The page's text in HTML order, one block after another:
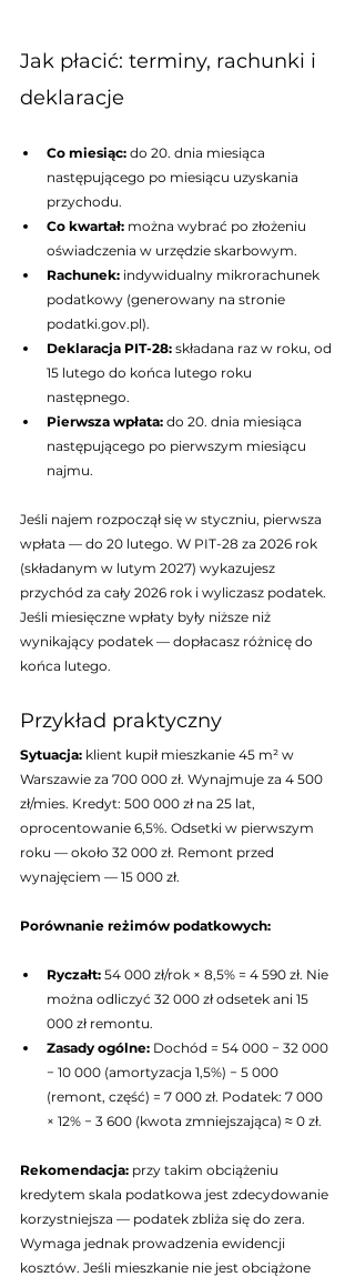
Jak płacić: terminy, rachunki i
deklaracje
Co miesiąc: do 20. dnia miesiąca
następującego po miesiącu uzyskania
przychodu.
Co kwartał: można wybrać po złożeniu
oświadczenia w urzędzie skarbowym.
Rachunek: indywidualny mikrorachunek
podatkowy (generowany na stronie
podatki.gov.pl).
Deklaracja PIT-28: składana raz w roku, od
15 lutego do końca lutego roku
następnego.
Pierwsza wpłata: do 20. dnia miesiąca
następującego po pierwszym miesiącu
najmu.
Jeśli najem rozpoczął się w styczniu, pierwsza
wpłata — do 20 lutego. W PIT-28 za 2026 rok
(składanym w lutym 2027) wykazujesz
przychód za cały 2026 rok i wyliczasz podatek.
Jeśli miesięczne wpłaty były niższe niż
wynikający podatek — dopłacasz różnicę do
końca lutego.
Przykład praktyczny
Sytuacja: klient kupił mieszkanie 45 m² w
Warszawie za 700 000 zł. Wynajmuje za 4 500
zł/mies. Kredyt: 500 000 zł na 25 lat,
oprocentowanie 6,5%. Odsetki w pierwszym
roku — około 32 000 zł. Remont przed
wynajęciem — 15 000 zł.
Porównanie reżimów podatkowych:
Ryczałt: 54 000 zł/rok × 8,5% = 4 590 zł. Nie
można odliczyć 32 000 zł odsetek ani 15
000 zł remontu.
Zasady ogólne: Dochód = 54 000 − 32 000
− 10 000 (amortyzacja 1,5%) − 5 000
(remont, część) = 7 000 zł. Podatek: 7 000
× 12% − 3 600 (kwota zmniejszająca) ≈ 0 zł.
Rekomendacja: przy takim obciążeniu
kredytem skala podatkowa jest zdecydowanie
korzystniejsza — podatek zbliża się do zera.
Wymaga jednak prowadzenia ewidencji
kosztów. Jeśli mieszkanie nie jest obciążone